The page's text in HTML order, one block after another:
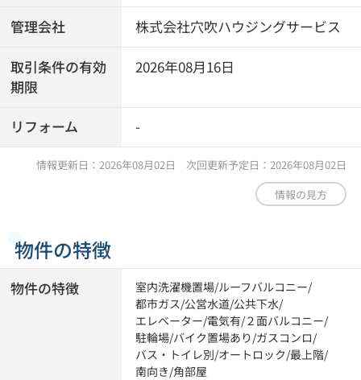
管理会社 株式会社穴吹ハウジングサービス
取引条件の有効
期限
2026年08月16日
リフォーム -
情報更新日：2026年08月02日 次回更新予定日：2026年08月02日
情報の見方
物件の特徴
物件の特徴 室内洗濯機置場/ルーフバルコニー/
都市ガス/公営水道/公共下水/
エレベーター/電気有/２面バルコニー/
駐輪場/バイク置場あり /ガスコンロ/
バス・トイレ別/オートロック/最上階/
南向き/角部屋